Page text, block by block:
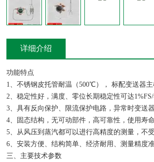
详细介绍
功能特点
1、不锈钢皮托管耐温（500℃）， 标配变送器
2、稳定性好，满度、零位长期稳定性可达
3、具有反向保护、限流保护电路，异常时变送
4、固态结构，无可动部件，高可靠性，使用寿
5、从风压到蒸汽都可以进行高精度的测量，不
6、安装方便、结构简单、经济耐用、测量精度准
三、主要技术参数